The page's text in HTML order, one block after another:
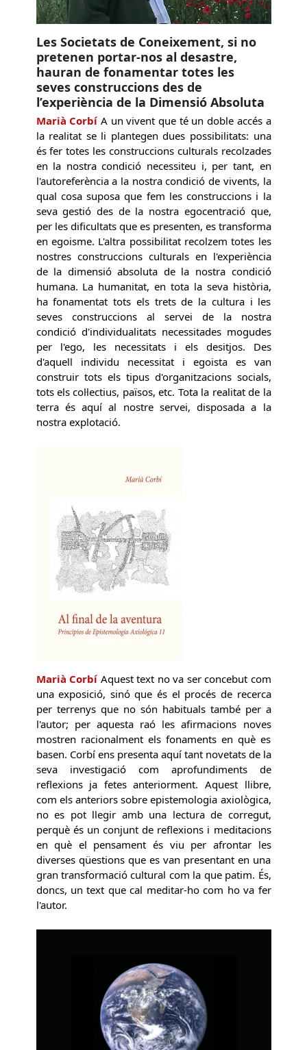
Les Societats de Coneixement, si no
pretenen portar-nos al desastre,
hauran de fonamentar totes les
seves construccions des de
l’experiència de la Dimensió Absoluta
Marià Corbí A un vivent que té un doble accés a
la realitat se li plantegen dues possibilitats: una
és fer totes les construccions culturals recolzades
en la nostra condició necessiteu i, per tant, en
l'autoreferència a la nostra condició de vivents, la
qual cosa suposa que fem les construccions i la
seva gestió des de la nostra egocentració que,
per les dificultats que es presenten, es transforma
en egoisme. L'altra possibilitat recolzem totes les
nostres construccions culturals en l'experiència
de la dimensió absoluta de la nostra condició
humana. La humanitat, en tota la seva història,
ha fonamentat tots els trets de la cultura i les
seves construccions al servei de la nostra
condició d'individualitats necessitades mogudes
per l'ego, les necessitats i els desitjos. Des
d'aquell individu necessitat i egoista es van
construir tots els tipus d'organitzacions socials,
tots els col·lectius, països, etc. Tota la realitat de la
terra és aquí al nostre servei, disposada a la
nostra explotació.
Marià Corbí Aquest text no va ser concebut com
una exposició, sinó que és el procés de recerca
per terrenys que no són habituals també per a
l'autor; per aquesta raó les afirmacions noves
mostren racionalment els fonaments en què es
basen. Corbí ens presenta aquí tant novetats de la
seva investigació com aprofundiments de
reflexions ja fetes anteriorment. Aquest llibre,
com els anteriors sobre epistemologia axiològica,
no es pot llegir amb una lectura de corregut,
perquè és un conjunt de reflexions i meditacions
en què el pensament és viu per afrontar les
diverses qüestions que es van presentant en una
gran transformació cultural com la que patim. És,
doncs, un text que cal meditar-ho com ho va fer
l'autor.